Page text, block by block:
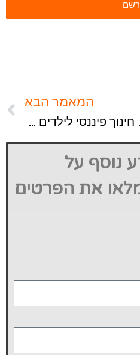
המאמר הבא
חינוך פיננסי לילדים פרק ב'- אבא מה זה נסח?
נוסף על
את הפרטים